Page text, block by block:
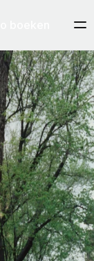
van
is het
Behandel je een
die persoon
nooit je bedoeling